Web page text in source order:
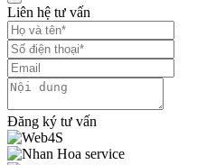
Liên hệ tư vấn
Đăng ký tư vấn